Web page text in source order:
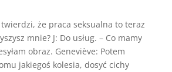
twierdzi, że praca seksualna to teraz
mnie? J: Do usług. – Co mamy
obraz. Geneviève: Potem
jakiegoś kolesia, dosyć cichy